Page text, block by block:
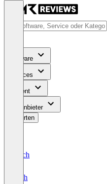
Software
Services
Content
Für Anbieter
Bewerten
Deutsch
English